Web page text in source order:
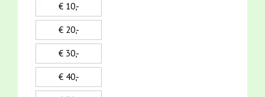
€ 10,-
€ 20,-
€ 30,-
€ 40,-